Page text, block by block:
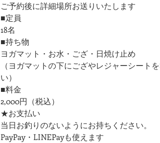
ご予約後に詳細場所お送りいたします
■定員
18名
■持ち物
ヨガマット・お水・ござ・日焼け止め
（ヨガマットの下にござやレジャーシート
い）
■料金
2,000円（税込）
★お支払い
当日お釣りのないようにお持ちください。
PayPay・LINEPayも使えます